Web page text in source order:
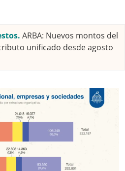
ARBA: Nuevos montos del
unificado desde agosto